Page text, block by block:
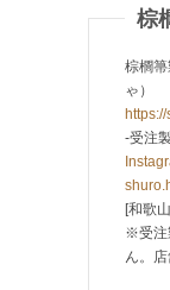
棕
棕櫚
ゃ）
-受注
[和歌
※受注
ん。